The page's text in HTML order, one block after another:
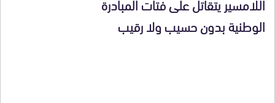
الوطنية بدون حسيب ولا رقيب